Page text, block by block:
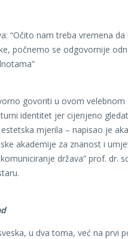
“Očito nam treba vremena
počnemo se odgovornije
govoriti u ovom velebnom
identitet jer cijenjeno
mjerila – napisao je
akademije za znanost i
država” prof. dr.
u dva toma, već na prvi